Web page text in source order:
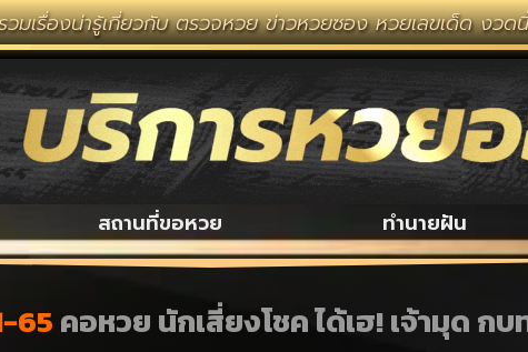
กี่ยวกับ ตรวจหวย ข่าวหวยซอง หวยเลขเด็ด งวดนี้ หวยลาว ห
สถานที่ขอหวย ทำนายฝัน
65คอหวย นักเสี่ยงโชค ได้เฮ! เจ้ามุด ก